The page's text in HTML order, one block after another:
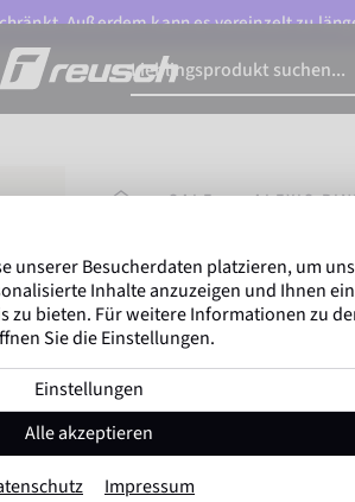
Außerdem kann es vereinzelt zu
STARTSEITE
SALE ALEXIS
Marco Odermatt und
Winterathletenweltweit
Alexis Pinturault
Artikel-Nr. 6401113
unserer Besucherdaten platzieren, um
Inhalte anzuzeigen und Ihnen ein
zu bieten. Für weitere Informationen zu
Sie die Einstellungen.
Einstellungen
Alle akzeptieren
Impressum